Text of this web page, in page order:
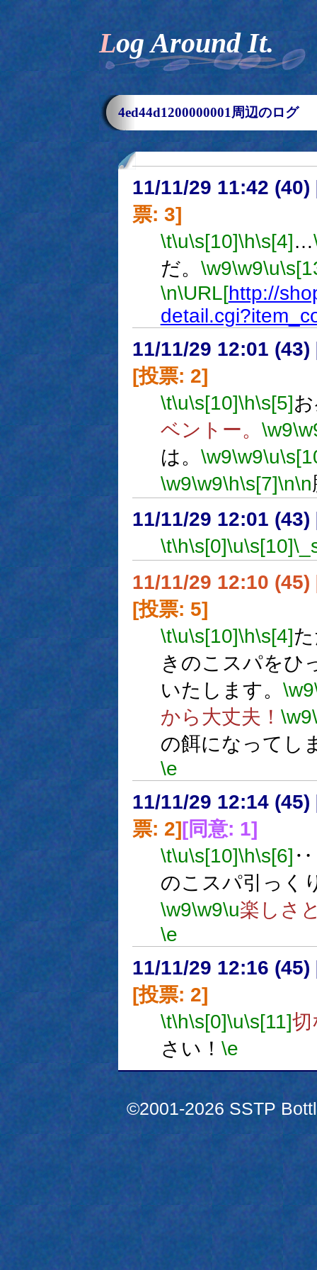
Log Around It.
4ed44d1200000001周辺のログ
11/11/29 11:42 (40)
票: 3]
\t\u\s[10]\h\s[4]…
だ。 \w9\w9\u
\n\URL[http://
11/11/29 12:01 (43)
[投票: 2]
\t\u\s[10]\h\s[5]
ベントー。 \w9
は。 \w9\w9\u
\w9\w9\h\s[7]\n\n
11/11/29 12:01 (43)
\t\h\s[0]\u\s[10]
11/11/29 12:10 (45)
[投票: 5]
\t\u\s[10]\h\s[4]
きのこスパをひ
いたします。 \w9
から大丈夫！ \w9
の餌になってし
\e
11/11/29 12:14 (45)
票: 2][同意: 1]
\t\u\s[10]\h\s[6]
のこスパ引っく
\w9\w9\u楽しさ
\e
11/11/29 12:16 (45)
[投票: 2]
\t\h\s[0]\u\s[11]切
さい！ \e
©2001-2026 SSTP